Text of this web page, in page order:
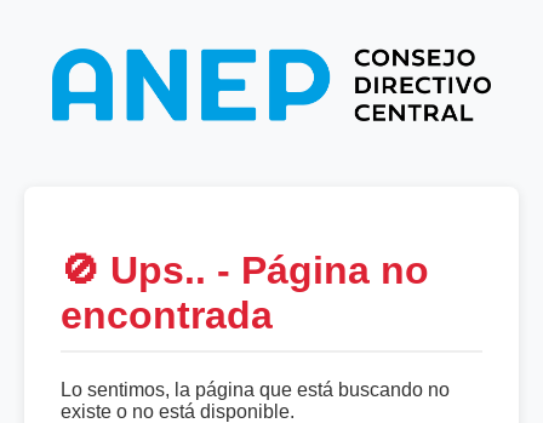
🚫 Ups.. - Página no
encontrada
Lo sentimos, la página que está buscando no
existe o no está disponible.